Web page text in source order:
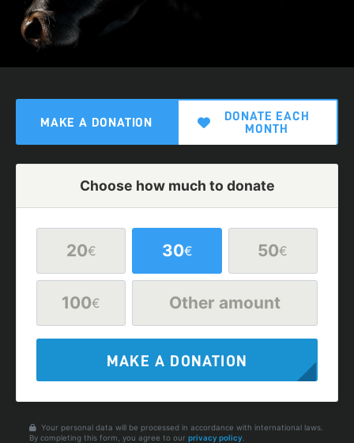
MAKE A DONATION
DONATE EACH
MONTH
Choose how much to donate
20€ 30€ 50€
100€ Other amount
MAKE A DONATION
Your personal data will be processed in accordance with international laws.
By completing this form, you agree to our privacy policy